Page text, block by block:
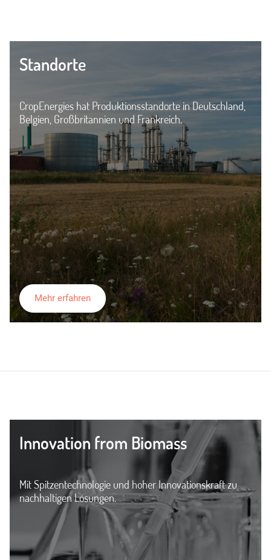
Standorte
CropEnergies hat Produktionsstandorte in Deutschland,
Belgien, Großbritannien und Frankreich.
Mehr erfahren
Innovation from Biomass
Mit Spitzentechnologie und hoher Innovationskraft zu
nachhaltigen Lösungen.